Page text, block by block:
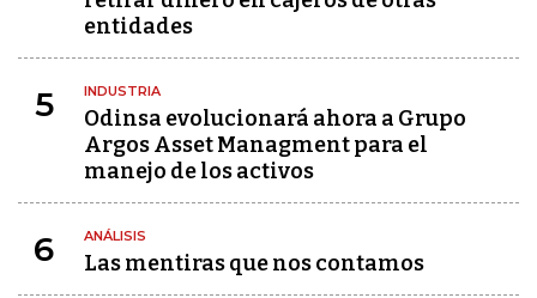
entidades
5 INDUSTRIA
Odinsa evolucionará ahora a Grupo
Argos Asset Managment para el
manejo de los activos
6 ANÁLISIS
Las mentiras que nos contamos